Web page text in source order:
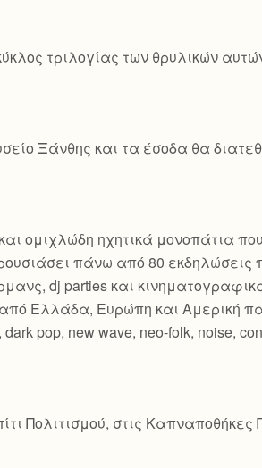
τριλογίας των θρυλικών
Ξάνθης και τα έσοδα θα
ομιχλώδη ηχητικά μονοπάτια
πάνω από 80 εκδηλώσεις
dj parties και
Ελλάδα, Ευρώπη και Αμερική
pop, new wave, neo-folk, noise,
Πολιτισμού, στις